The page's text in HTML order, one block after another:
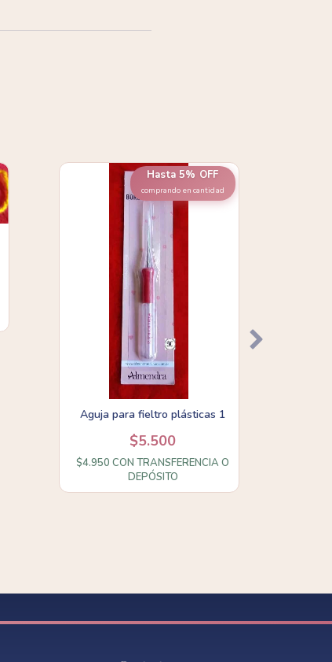
Hasta 5% OFF
comprando en cantidad
Aguja para fieltro plásticas 1
$5.500
$4.950CON TRANSFERENCIA O
DEPÓSITO